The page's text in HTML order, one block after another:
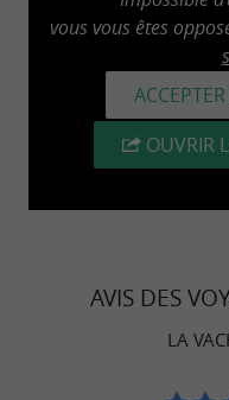
vous vous êtes
OUVRIR
AVIS DES
LA